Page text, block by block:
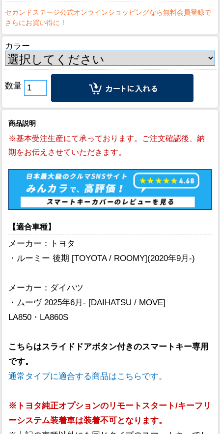
カラー
数量
商品説明
※基本受注生産にて承っております。ご注文確認後、納
期をお伝えさせていただきます。
【適合車種】
メーカー：トヨタ
・ルーミー 後期 [TOYOTA / ROOMY](2020年9月-)
メーカー：ダイハツ
・ムーヴ 2025年6月- [DAIHATSU / MOVE]
LA850・LA860S
こちらはスライドドアボタン付きのスマートキー専用
です。
通常タイプに適合する商品はこちらです。
※トヨタ純正オプションのリモートスタート/キーフリ
ーシステム装着車は装着不可となります。